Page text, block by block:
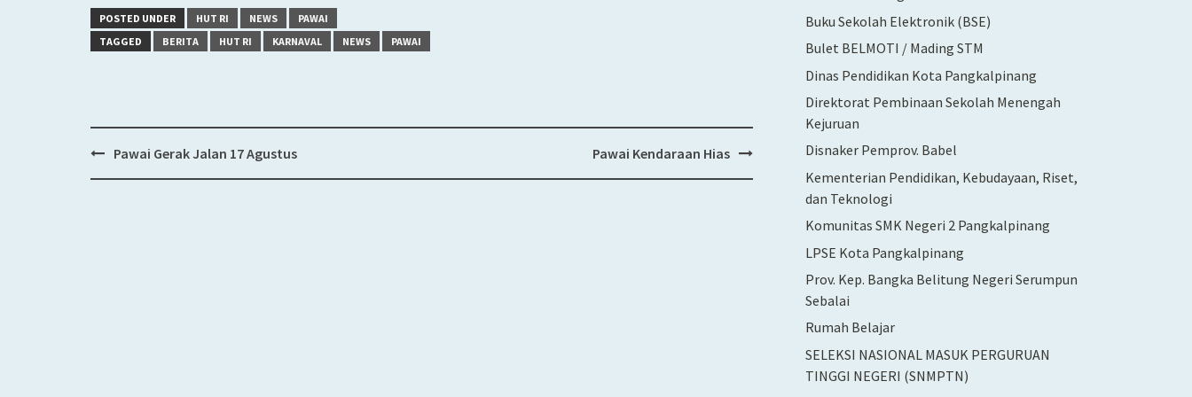
POSTED UNDER HUT RI NEWS
PAWAI
TAGGED
BERITA HUT RI KARNAVAL NEWS PAWAI
Pawai Gerak Jalan 17 Agustus Pawai Kendaraan Hias
Buku Sekolah Elektronik (BSE)
Bulet BELMOTI / Mading STM
Dinas Pendidikan Kota Pangkalpinang
Direktorat Pembinaan Sekolah Menengah
Kejuruan
Disnaker Pemprov. Babel
Kementerian Pendidikan, Kebudayaan, Riset,
dan Teknologi
Komunitas SMK Negeri 2 Pangkalpinang
LPSE Kota Pangkalpinang
Prov. Kep. Bangka Belitung Negeri Serumpun
Sebalai
Rumah Belajar
SELEKSI NASIONAL MASUK PERGURUAN
TINGGI NEGERI (SNMPTN)